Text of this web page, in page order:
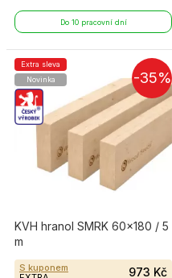
Do 10 pracovní dní
-35%
Extra sleva
Novinka
KVH hranol SMRK 60×180 / 5
m
S kuponem
973 Kč